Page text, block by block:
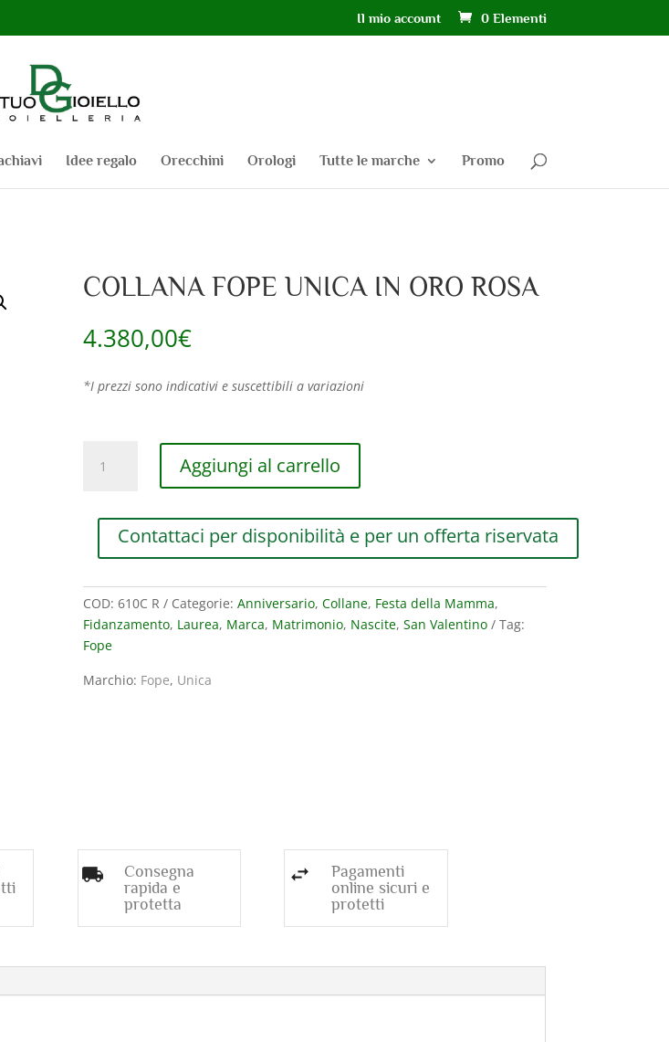
Il mio account 0 Elementi
Idee regalo Orecchini Orologi Tutte le marche Promo
COLLANA FOPE UNICA IN ORO ROSA
4.380,00€
*I prezzi sono indicativi e suscettibili a variazioni
FOPE
ROSA
Aggiungi al carrello
Contattaci per disponibilità e per un offerta riservata
COD: 610C R Categorie: Anniversario, Collane, Festa della Mamma,
Fidanzamento, Laurea, Marca, Matrimonio, Nascite, San Valentino
Tag:
Fope
Marchio: Fope, Unica
Consegna
rapida e
protetta
Pagamenti
online sicuri e
protetti